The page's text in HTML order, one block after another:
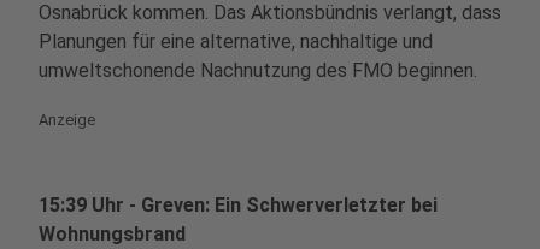
Osnabrück kommen. Das Aktionsbündnis verlangt, dass
Planungen für eine alternative, nachhaltige und
umweltschonende Nachnutzung des FMO beginnen.
Anzeige
15:39 Uhr - Greven: Ein Schwerverletzter bei
Wohnungsbrand